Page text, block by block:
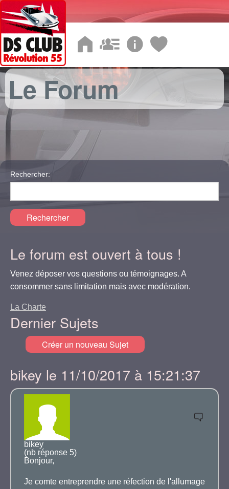
Le Forum
Rechercher:
Rechercher
Le forum est ouvert à tous !
Venez déposer vos questions ou témoignages. A
consommer sans limitation mais avec modération.
La Charte
Dernier Sujets
Créer un nouveau Sujet
bikey le 11/10/2017 à 15:21:37
bikey
(nb réponse 5)
Bonjour,
Je comte entreprendre une réfection de l'allumage